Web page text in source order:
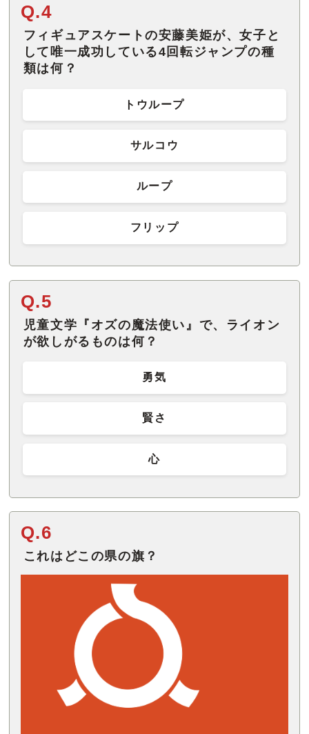
Q.4
フィギュアスケートの安藤美姫が、女子と
して唯一成功している4回転ジャンプの種
類は何？
トウループ
サルコウ
ループ
フリップ
Q.5
児童文学『オズの魔法使い』で、ライオン
が欲しがるものは何？
勇気
賢さ
心
Q.6
これはどこの県の旗？